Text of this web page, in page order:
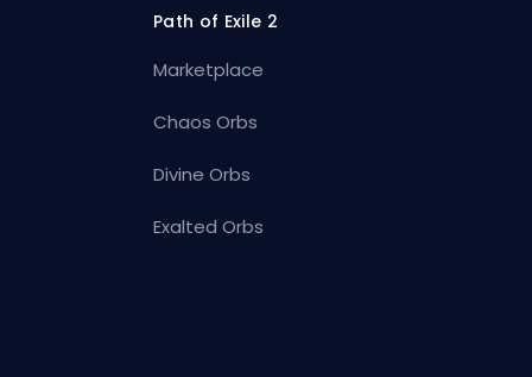
Path of Exile 2
Marketplace
Chaos Orbs
Divine Orbs
Exalted Orbs